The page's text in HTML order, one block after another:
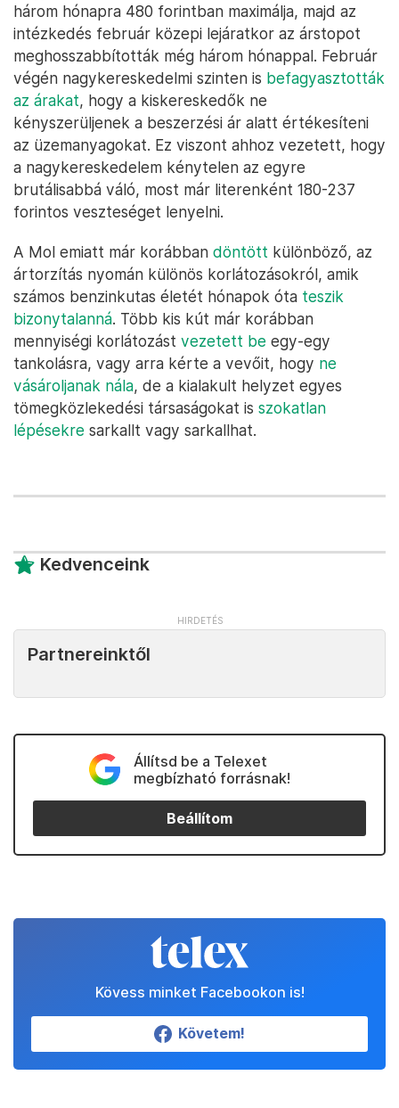
három hónapra 480 forintban maximálja, majd az
intézkedés február közepi lejáratkor az árstopot
meghosszabbították még három hónappal. Február
végén nagykereskedelmi szinten is befagyasztották
az árakat, hogy a kiskereskedők ne
kényszerüljenek a beszerzési ár alatt értékesíteni
az üzemanyagokat. Ez viszont ahhoz vezetett, hogy
a nagykereskedelem kénytelen az egyre
brutálisabbá váló, most már literenként 180-237
forintos veszteséget lenyelni.
A Mol emiatt már korábban döntött különböző, az
ártorzítás nyomán különös korlátozásokról, amik
számos benzinkutas életét hónapok óta teszik
bizonytalanná. Több kis kút már korábban
mennyiségi korlátozást vezetett be egy-egy
tankolásra, vagy arra kérte a vevőit, hogy ne
vásároljanak nála, de a kialakult helyzet egyes
tömegközlekedési társaságokat is szokatlan
lépésekre sarkallt vagy sarkallhat.
Kedvenceink
Partnereinktől
Állítsd be a Telexet
megbízható forrásnak!
Beállítom
Kövess minket Facebookon is!
Követem!